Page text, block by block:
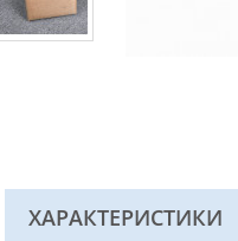
ХАРАКТЕРИСТИКИ